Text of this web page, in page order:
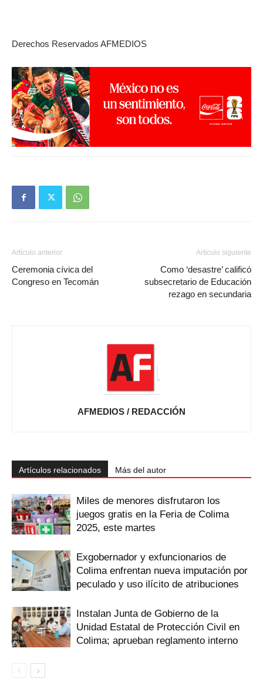
Derechos Reservados AFMEDIOS
Artículo anterior
Ceremonia cívica del
Congreso en Tecomán
Artículo siguiente
Como ‘desastre’ calificó
subsecretario de Educación
rezago en secundaria
AFMEDIOS / REDACCIÓN
Artículos relacionados Más del autor
Miles de menores disfrutaron los
juegos gratis en la Feria de Colima
2025, este martes
Exgobernador y exfuncionarios de
Colima enfrentan nueva imputación por
peculado y uso ilícito de atribuciones
Instalan Junta de Gobierno de la
Unidad Estatal de Protección Civil en
Colima; aprueban reglamento interno